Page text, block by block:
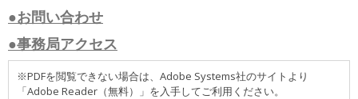
●お問い合わせ
●事務局アクセス
※PDFを閲覧できない場合は、Adobe Systems社のサイトより
「Adobe Reader（無料）」を入手してご利用ください。